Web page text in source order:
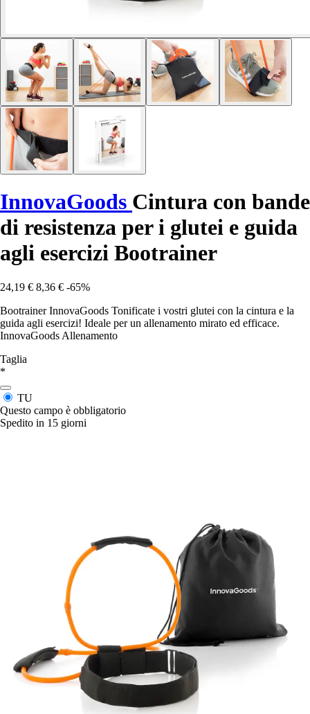
InnovaGoods Cintura con bande
di resistenza per i glutei e guida
agli esercizi Bootrainer
24,19 € 8,36 € -65%
Bootrainer InnovaGoods Tonificate i vostri glutei con la cintura e la
guida agli esercizi! Ideale per un allenamento mirato ed efficace.
InnovaGoods Allenamento
Taglia
*
TU
Questo campo è obbligatorio
Spedito in 15 giorni